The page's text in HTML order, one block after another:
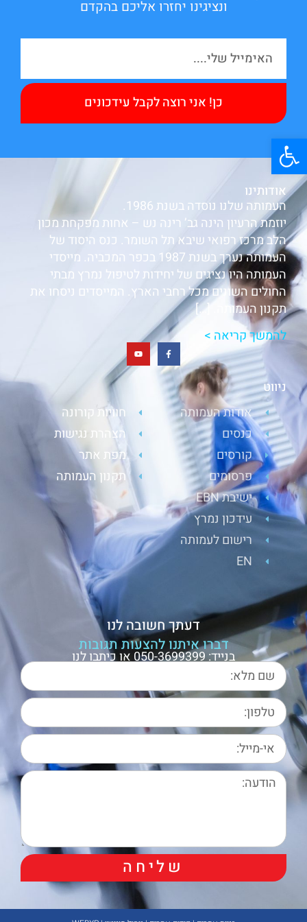
פתח סרגל נגישות
ונציגינו יחזרו אליכם בהקדם
כן! אני רוצה לקבל עידכונים
אודותינו
העמותה שלנו נוסדה בשנת 1986.
יוזמת הרעיון הינה גב’ רינה נש – אחות מפקחת מכון
הלב מרכז רפואי שיבא תל השומר. כנס היסוד של
העמותה נערך בשנת 1987 בכפר המכביה. מייסדי
העמותה היו נציגים של יחידות לטיפול נמרץ מבתי
החולים השונים מכל רחבי הארץ. המייסדים ניסחו את
תקנון העמותה. […]
להמשך קריאה >
ניווט
אודות העמותה
כנסים
קורסים
פרסומים
ישיבת EBN
עידכון נמרץ
רישום לעמותה
EN
חוויות קורונה
הצהרת נגישות
מפת אתר
תקנון העמותה
דעתך חשובה לנו
דברו איתנו להצעות תגובות
בנייד: 050-3699399 או כיתבו לנו
שליחה